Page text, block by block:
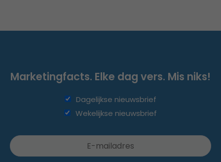
Marketingfacts. Elke dag vers. Mis niks!
Dagelijkse nieuwsbrief
Wekelijkse nieuwsbrief